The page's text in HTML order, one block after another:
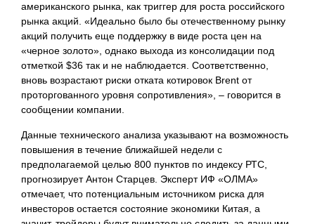
американского рынка, как триггер для роста российского
рынка акций. «Идеально было бы отечественному рынку
акций получить еще поддержку в виде роста цен на
«черное золото», однако выхода из консолидации под
отметкой $36 так и не наблюдается. Соответственно,
вновь возрастают риски отката котировок Brent от
проторгованного уровня сопротивления», – говорится в
сообщении компании.
Данные технического анализа указывают на возможность
повышения в течение ближайшей недели с
предполагаемой целью 800 пунктов по индексу РТС,
прогнозирует Антон Старцев. Эксперт ИФ «ОЛМА»
отмечает, что потенциальным источником риска для
инвесторов остается состояние экономики Китая, а